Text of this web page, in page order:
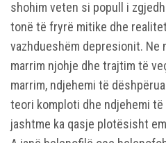
shohim veten si popull i
tonë të fryrë mitike dhe
vazhdueshëm depresionit. Ne
marrim njohje dhe trajtim të
marrim, ndjehemi të
teori komploti dhe ndjehemi
jashtme ka qasje plotësisht